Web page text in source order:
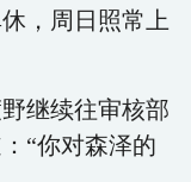
，周日照常上
继续往审核部
“你对森泽的